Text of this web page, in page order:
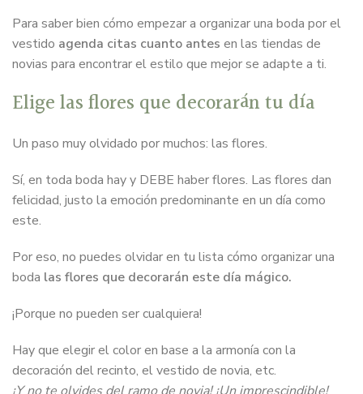
Para saber bien cómo empezar a organizar una boda por el
vestido agenda citas cuanto antes en las tiendas de
novias para encontrar el estilo que mejor se adapte a ti.
Elige las flores que decorarán tu día
Un paso muy olvidado por muchos: las flores.
Sí, en toda boda hay y DEBE haber flores. Las flores dan
felicidad, justo la emoción predominante en un día como
este.
Por eso, no puedes olvidar en tu lista cómo organizar una
boda las flores que decorarán este día mágico.
¡Porque no pueden ser cualquiera!
Hay que elegir el color en base a la armonía con la
decoración del recinto, el vestido de novia, etc.